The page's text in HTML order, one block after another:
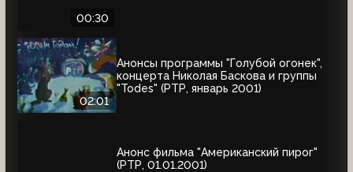
00:30
02:01
Анонсы программы "Голубой огонек",
концерта Николая Баскова и группы
"Todes" (РТР, январь 2001)
Анонс фильма "Американский пирог"
(РТР, 01.01.2001)